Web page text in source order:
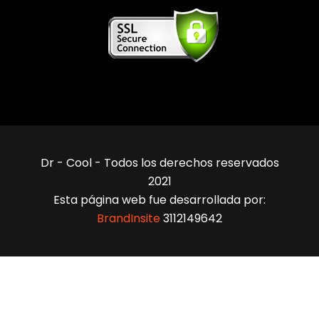
Dr - Cool - Todos los derechos reservados
2021
Esta página web fue desarrollada por:
BrandInsite3112149642